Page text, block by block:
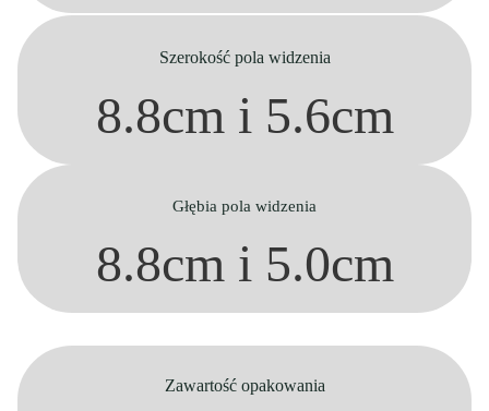
Szerokość pola widzenia
8.8cm i 5.6cm
Głębia pola widzenia
8.8cm i 5.0cm
Zawartość opakowania